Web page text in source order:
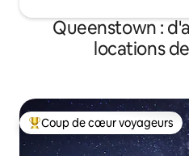
Queenstown :
locations
Coups de cœur voyageurs les
Coup de cœur voyageurs